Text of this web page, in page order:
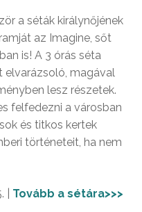
a séták királynőjének
az Imagine, sőt
is! A 3 órás séta
elvarázsoló, magával
lesz részetek.
felfedezni a városban
és titkos kertek
történeteit, ha nem
| Tovább a sétára>>>